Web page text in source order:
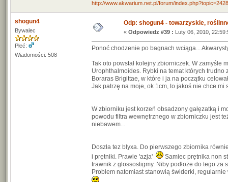
http://www.akwarium.net.pl/forum/
shogun4
Bywalec
Płeć:
Wiadomości: 508
Odp: shogun4 - towarzyskie,
« Odpowiedz #39 : Luty 06, 2010,
Ponoć chodzenie po bagnach wciąga...
Tak oto powstał kolejny zbiorniczek. W zamyśle
Urophthalmoides. Rybki na temat których trudno
Boraras Brigittae, w które i ja na początku
Jak patrzę na moje, ok 1cm, to jakoś nie chce
W zbiorniku jest korzeń obsadzony gałęzatką i
powodu filtra wewnętrznego w zbiorniczku jest
niebawem...
Doszła tez blyxa. Do pierwszego zbiornika
i prętniki. Prawie 'azja'
Samiec prętnika non
trawnik z glossostigmy. Niby podłoże do tego
Problem natomiast stanowią świderki,